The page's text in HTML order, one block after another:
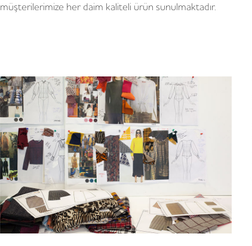
müşterilerimize her daim kaliteli ürün sunulmaktadır.